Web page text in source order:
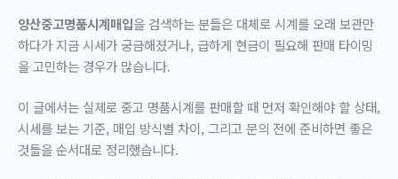
양산중고명품시계매입을 검색하는 분들은 대체로 시계를 오래 보관만
하다가 지금 시세가 궁금해졌거나, 급하게 현금이 필요해 판매 타이밍
을 고민하는 경우가 많습니다.
이 글에서는 실제로 중고 명품시계를 판매할 때 먼저 확인해야 할 상태,
시세를 보는 기준, 매입 방식별 차이, 그리고 문의 전에 준비하면 좋은
것들을 순서대로 정리했습니다.